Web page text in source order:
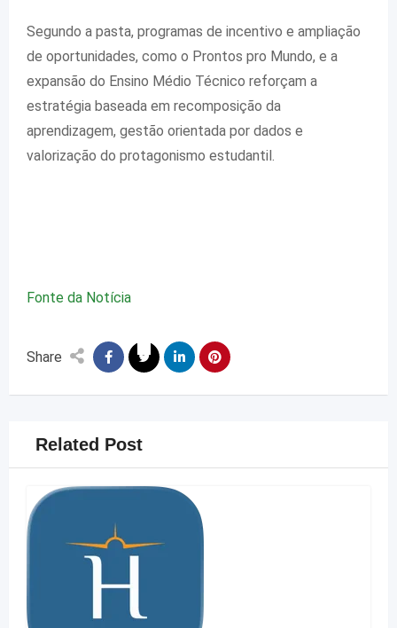
Segundo a pasta, programas de incentivo e ampliação
de oportunidades, como o Prontos pro Mundo, e a
expansão do Ensino Médio Técnico reforçam a
estratégia baseada em recomposição da
aprendizagem, gestão orientada por dados e
valorização do protagonismo estudantil.
Fonte da Notícia
Share
Related Post